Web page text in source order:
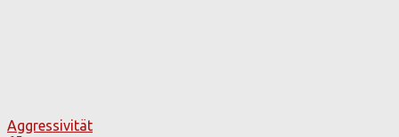
Aggressivität